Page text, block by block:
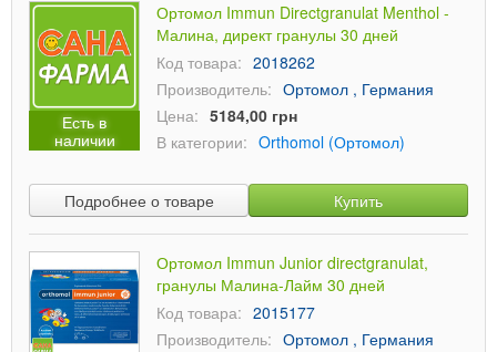
Есть в
наличии
Ортомол Immun Directgranulat Menthol -
Малина, директ гранулы 30 дней
Код товара: 2018262
Производитель: Ортомол , Германия
Цена: 5184,00 грн
В категории: Orthomol (Ортомол)
Подробнее о товаре Купить
Ортомол Immun Junior directgranulat,
гранулы Малина-Лайм 30 дней
Код товара: 2015177
Производитель: Ортомол , Германия